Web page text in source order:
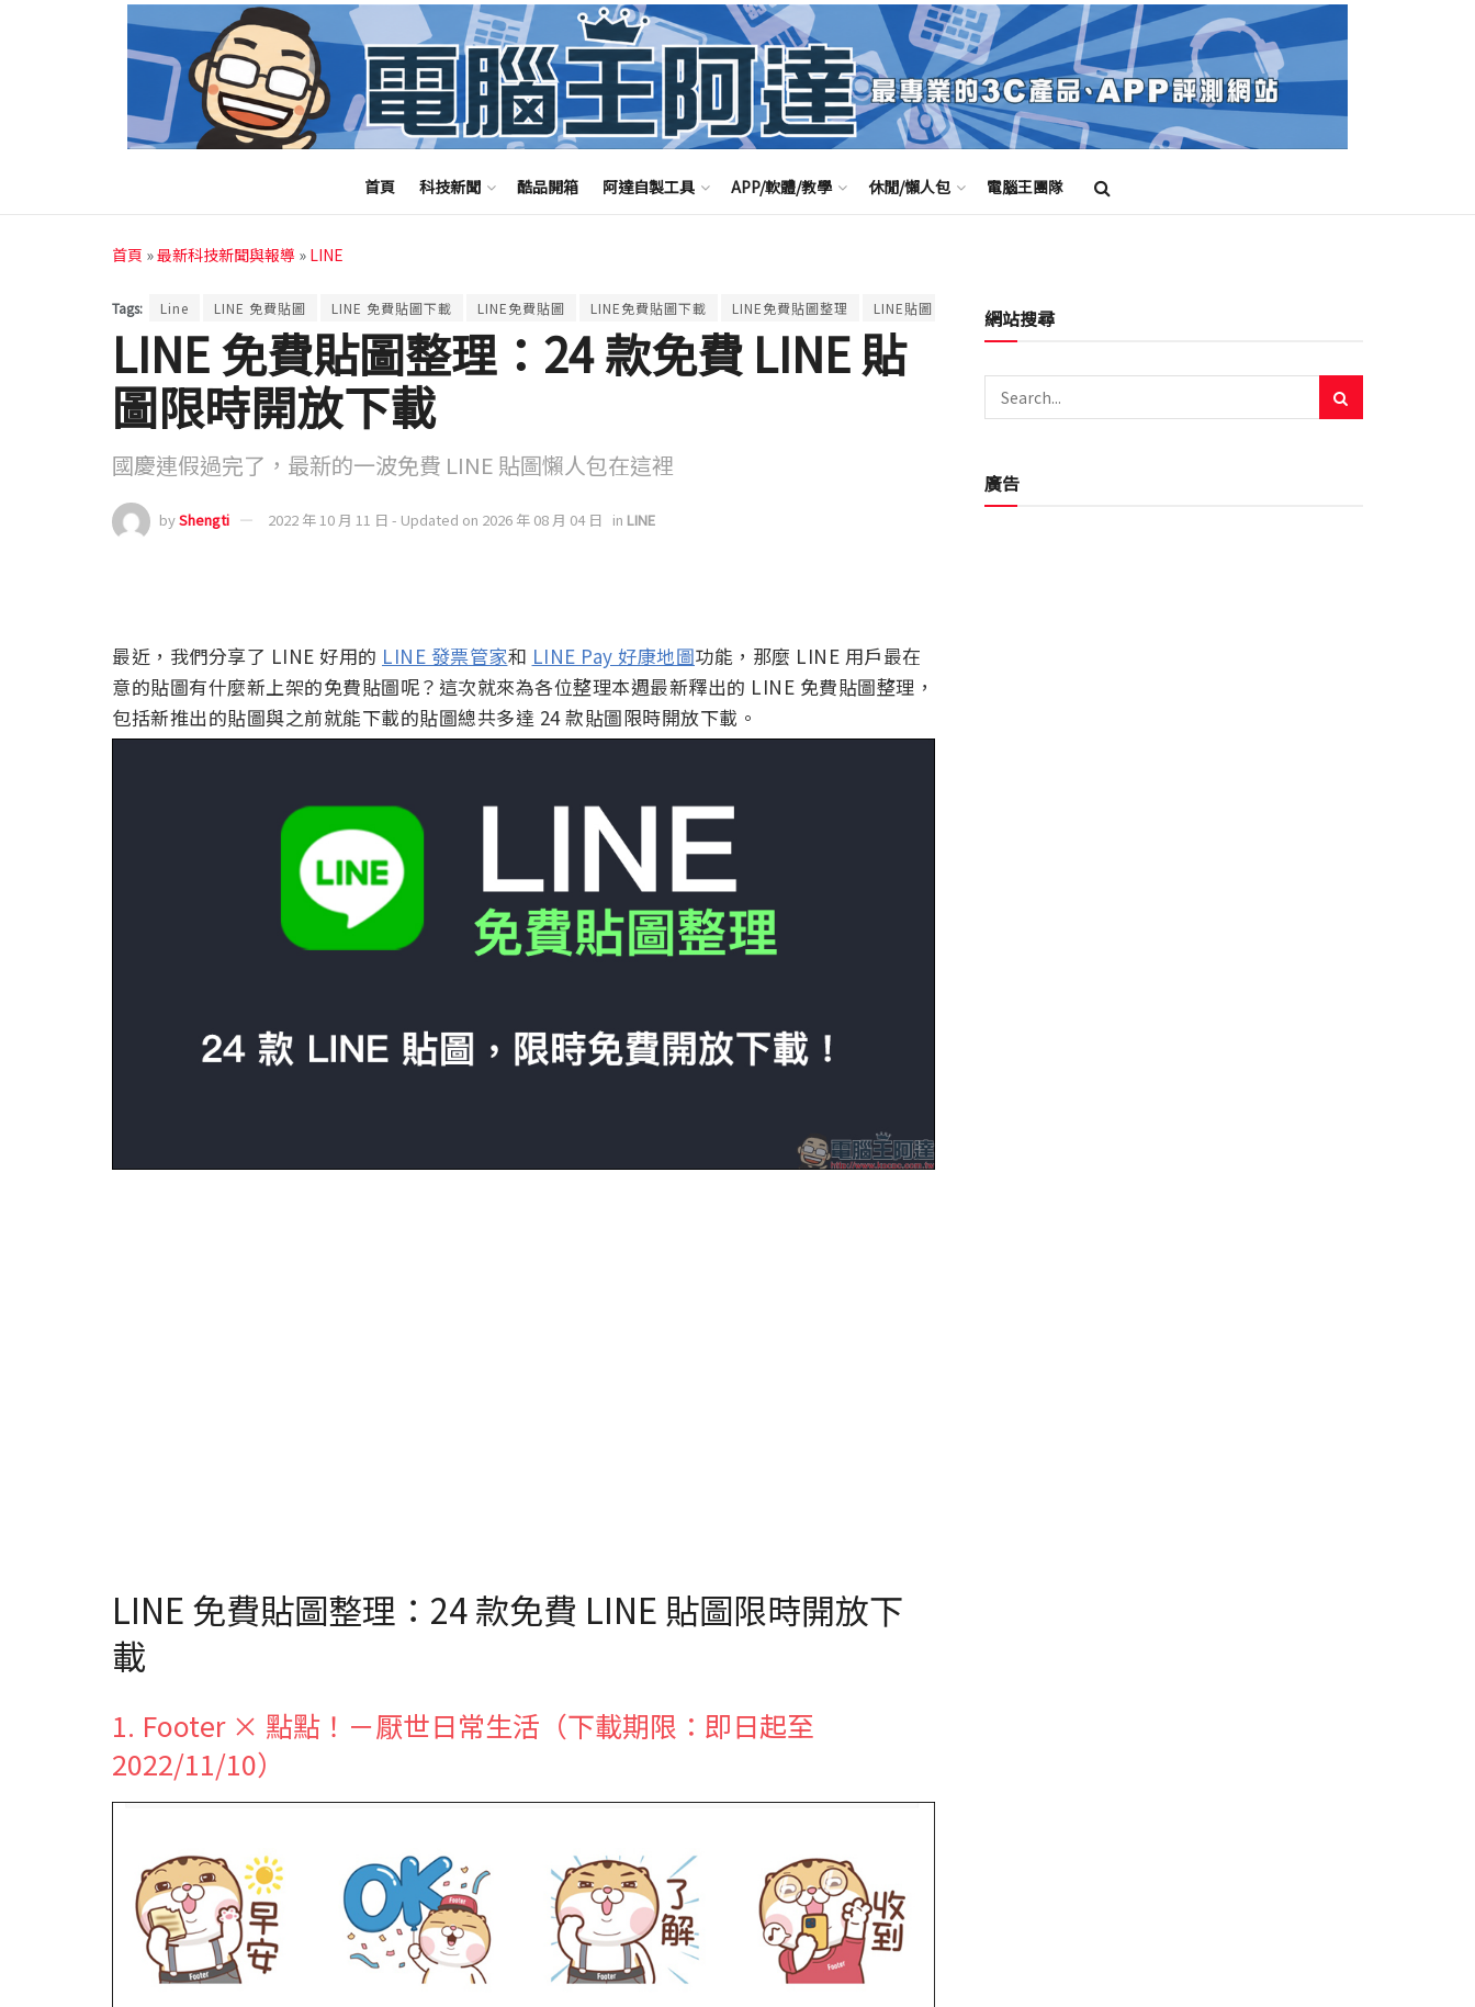
首頁 科技新聞 酷品開箱 阿達自製工具 APP/軟體/教學 休閒/懶人包 電腦王團隊
首頁 »最新科技新聞與報導 » LINE
Tags: Line LINE 免費貼圖 LINE 免費貼圖下載 LINE免費貼圖 LINE免費貼圖下載 LINE免費貼圖整理 LINE貼圖 免費 LINE 貼圖
LINE 免費貼圖整理：24 款免費 LINE 貼
圖限時開放下載
國慶連假過完了，最新的一波免費 LINE 貼圖懶人包在這裡
byShengti 2022 年 10 月 11 日 - Updated on 2026 年 08 月 04 日 in LINE
最近，我們分享了 LINE 好用的 LINE 發票管家和 LINE Pay 好康地圖功能，那麼 LINE 用戶最在
意的貼圖有什麼新上架的免費貼圖呢？這次就來為各位整理本週最新釋出的 LINE 免費貼圖整理，
包括新推出的貼圖與之前就能下載的貼圖總共多達 24 款貼圖限時開放下載。
LINE 免費貼圖整理：24 款免費 LINE 貼圖限時開放下
載
1. Footer × 點點！－厭世日常生活（下載期限：即日起至
2022/11/10）
網站搜尋
廣告